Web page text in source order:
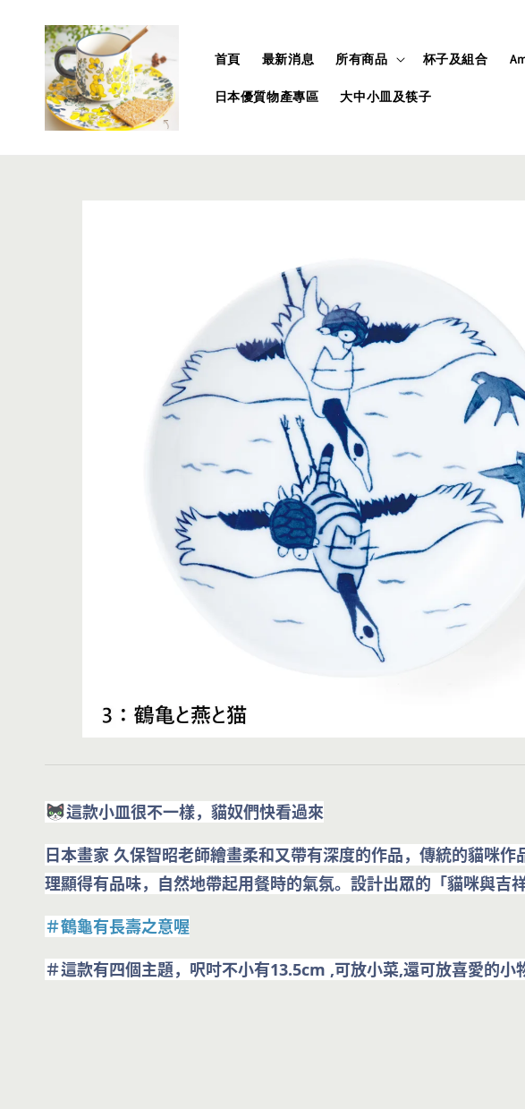
首頁 最新消息 所有商品 杯子及組合
日本優質物產專區 大中小皿及筷子
這款小皿很不一樣，貓奴們快看過來
日本畫家 久保智昭老師繪畫柔和又帶有深度的作品，傳統的貓咪
理顯得有品味，自然地帶起用餐時的氣氛。設計出眾的「貓咪與吉
＃鶴龜有長壽之意喔
＃這款有四個主題，呎吋不小有13.5cm ,可放小菜,還可放喜愛的小